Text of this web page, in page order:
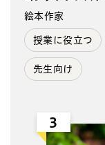
絵本作家
授業に役立つ
先生向け
3